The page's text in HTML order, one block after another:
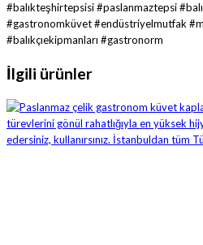
#balıkteşhirtepsisi #paslanmaztepsi
#gastronomküvet #endüstriyelmutfak
#balıkçıekipmanları #gastronorm
İlgili ürünler